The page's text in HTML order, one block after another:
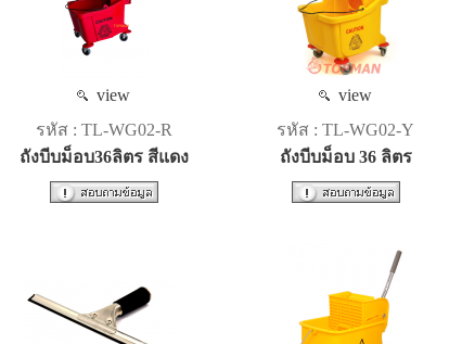
view
รหัส : TL-WG02-R
ถังบีบม็อบ36ลิตร สีแดง
view
รหัส : TL-WG02-Y
ถังบีบม็อบ 36 ลิตร